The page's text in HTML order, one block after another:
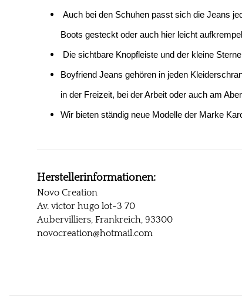
Auch bei den Schuhen passt sich die Jeans
Boots gesteckt oder auch hier leicht
Die sichtbare Knopfleiste und der kleine
Boyfriend Jeans gehören in jeden
in der Freizeit, bei der Arbeit oder auch am
Wir bieten ständig neue Modelle der Marke
Herstellerinformationen:
Novo Creation
Av. victor hugo lot-3 70
Aubervilliers, Frankreich, 93300
novocreation@hotmail.com